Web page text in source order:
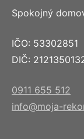
Spokojný
IČO: 53302851
DIČ:
0911 655 512
info@moja-